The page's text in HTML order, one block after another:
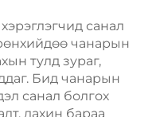
санал
чанарын
тулд зураг,
Бид чанарын
санал болгох
дахин бараа